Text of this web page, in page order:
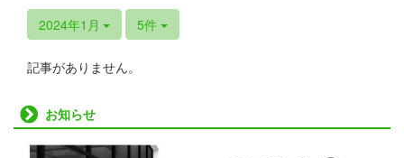
2024年1月 5件
記事がありません。
お知らせ